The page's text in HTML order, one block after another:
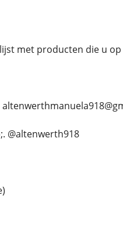
met producten die u
@altenwerth918